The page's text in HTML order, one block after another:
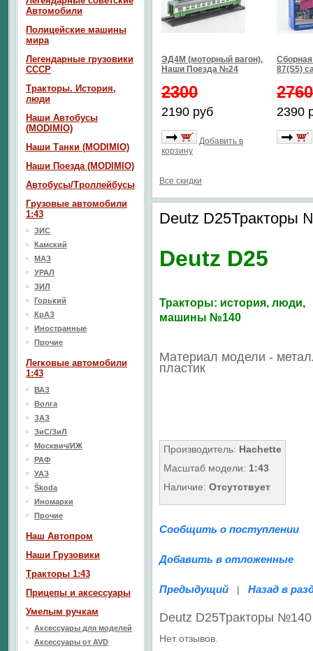
ЭД4М (моторный вагон),
Наши Поезда №24
2300
2190 руб
Добавить в
корзину
87(S5)
2760
2390
Все скидки
Deutz D25Тракторы
Deutz D25
Тракторы: история, люди,
машины №140
Материал модели -
пластик
Производитель: Hachette
Масштаб модели: 1:43
Наличие: Отсутствует
Сообщить о поступлении
Добавить в отложенные
Предыдущий | Назад в
Deutz D25Тракторы
Нет отзывов.
Автомобили
Полицейские машины
мира
Легендарные грузовики
СССР
Тракторы. История,
люди
Наши Автобусы
(MODIMIO)
Наши Танки (MODIMIO)
Наши Поезда (MODIMIO)
Автобусы/Троллейбусы
Грузовые автомобили
1:43
ЗИС
Камский
МАЗ
УРАЛ
ЗИЛ
Горький
КрАЗ
Иностранные
Прочие
Легковые автомобили
1:43
ВАЗ
Волга
ЗАЗ
ЗиС/ЗиЛ
Москвич/ИЖ
РАФ
УАЗ
Škoda
Иномарки
Прочие
Наш Aвтопром
Наши Грузовики
Тракторы 1:43
Прицепы и аксессуары
Умелым ручкам
Аксессуары для моделей
Аксессуары от AVD